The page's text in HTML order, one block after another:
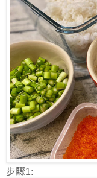
步驟1: